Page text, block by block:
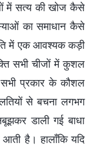
में सत्य की खोज कैसे
का समाधान कैसे
में एक आवश्यक कड़ी
सभी चीजों में कुशल
सभी प्रकार के कौशल
से बचना लगभग
डाली गई बाधा
है। हालाँकि यदि